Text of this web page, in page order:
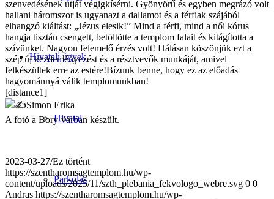
Hivatali ügyek
Hivatal
Parkolás
szenvedésének útját végigkísérni. Gyönyörű és egyben megrázó volt
hallani háromszor is ugyanazt a dallamot és a férfiak szájából
elhangzó kiáltást: „Jézus elesik!” Mind a férfi, mind a női kórus
hangja tisztán csengett, betöltötte a templom falait és kitágította a
szívünket. Nagyon felemelő érzés volt! Hálásan köszönjük ezt a
szép új kezdeményezést és a résztvevők munkáját, amivel
felkészültek erre az estére!Bízunk benne, hogy ez az előadás
hagyománnyá válik templomunkban!
[distance1]
Simon Erika
A fotó a Bory-várban készült.
2023-03-27/Ez történt
https://szentharomsagtemplom.hu/wp-
content/uploads/2025/11/szth_plebania_fekvologo_webre.svg 0 0
Andras https://szentharomsagtemplom.hu/wp-